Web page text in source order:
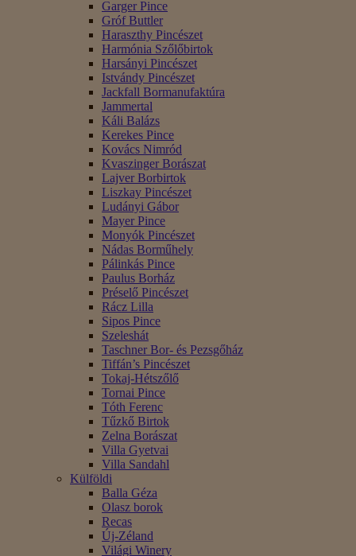
Garger Pince
Gróf Buttler
Haraszthy Pincészet
Harmónia Szőlőbirtok
Harsányi Pincészet
Istvándy Pincészet
Jackfall Bormanufaktúra
Jammertal
Káli Balázs
Kerekes Pince
Kovács Nimród
Kvaszinger Borászat
Lajver Borbirtok
Liszkay Pincészet
Ludányi Gábor
Mayer Pince
Monyók Pincészet
Nádas Borműhely
Pálinkás Pince
Paulus Borház
Préselő Pincészet
Rácz Lilla
Sipos Pince
Szeleshát
Taschner Bor- és Pezsgőház
Tiffán’s Pincészet
Tokaj-Hétszőlő
Tornai Pince
Tóth Ferenc
Tűzkő Birtok
Zelna Borászat
Villa Gyetvai
Villa Sandahl
Külföldi
Balla Géza
Olasz borok
Recas
Új-Zéland
Világi Winery